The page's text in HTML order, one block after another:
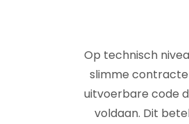
Op technisch
slimme
uitvoerbare code
voldaan. Dit